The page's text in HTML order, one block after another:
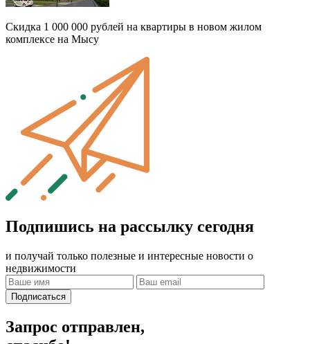
Скидка 1 000 000 рублей на квартиры в новом жилом
комплексе на Мысу
Подпишись на рассылку сегодня
и получай только полезные и интересные новости о
недвижимости
Подписаться
Запрос отправлен,